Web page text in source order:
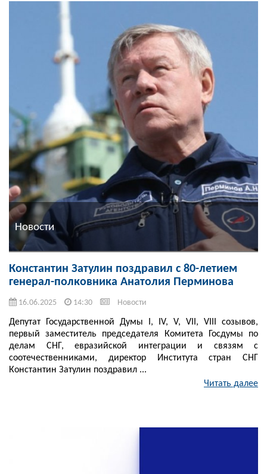
Новости
Константин Затулин поздравил с 80-летием
генерал-полковника Анатолия Перминова
16.06.2025 14:30 Новости
Депутат Государственной Думы I, IV, V, VII, VIII созывов,
первый заместитель председателя Комитета Госдумы по
делам СНГ, евразийской интеграции и связям с
соотечественниками, директор Института стран СНГ
Константин Затулин поздравил ...
Читать далее